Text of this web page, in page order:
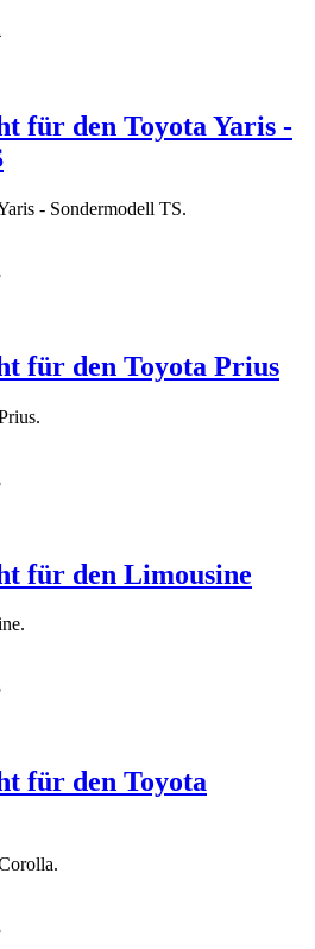
für den Toyota Yaris -
- Sondermodell TS.
für den Toyota Prius
für den Limousine
für den Toyota